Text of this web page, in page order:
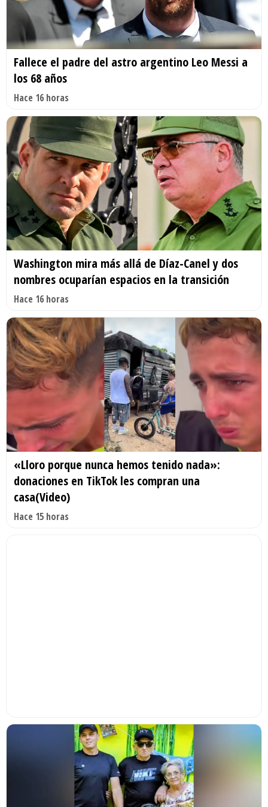
Fallece el padre del astro argentino Leo Messi a
los 68 años
Hace 16 horas
Washington mira más allá de Díaz-Canel y dos
nombres ocuparían espacios en la transición
Hace 16 horas
«Lloro porque nunca hemos tenido nada»:
donaciones en TikTok les compran una
casa(Video)
Hace 15 horas